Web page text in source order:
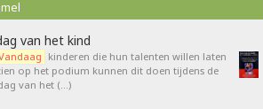
van het kind
kinderen die hun talenten willen laten
op het podium kunnen dit doen tijdens de
van het (…)